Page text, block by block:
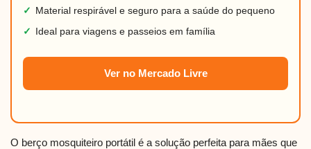
✓
Material respirável e seguro para a saúde do pequeno
✓
Ideal para viagens e passeios em família
Ver no Mercado Livre
O berço mosquiteiro portátil é a solução perfeita para mães que